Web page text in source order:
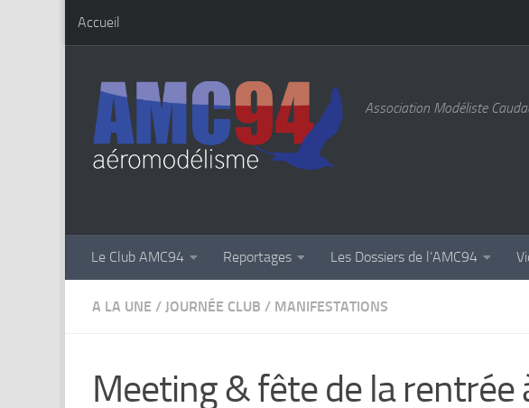
Skip to content
Accueil
Association Modéliste
Le Club AMC94 Reportages Les Dossiers de l’AMC94
A LA UNE / JOURNÉE CLUB / MANIFESTATIONS
Meeting & fête de la rentrée